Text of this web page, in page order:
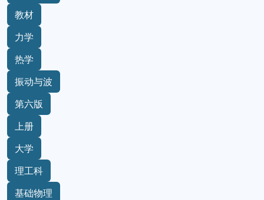
教材
力学
热学
振动与波
第六版
上册
大学
理工科
基础物理